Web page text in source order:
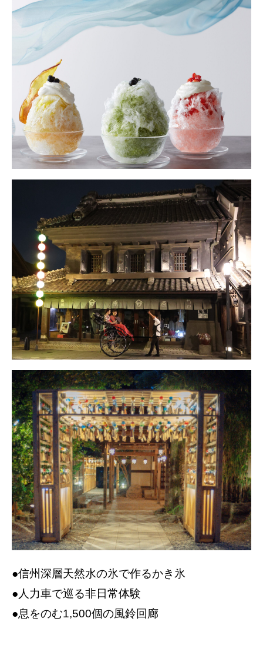
●信州深層天然水の氷で作るかき氷
●人力車で巡る非日常体験
●息をのむ1,500個の風鈴回廊